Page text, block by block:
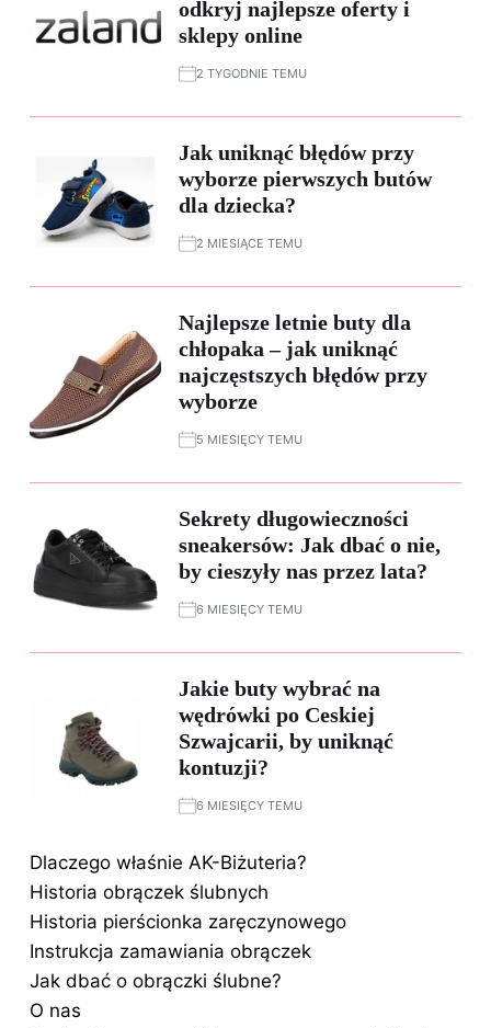
odkryj najlepsze oferty i
sklepy online
2 TYGODNIE TEMU
Jak uniknąć błędów przy
wyborze pierwszych butów
dla dziecka?
2 MIESIĄCE TEMU
Najlepsze letnie buty dla
chłopaka – jak uniknąć
najczęstszych błędów przy
wyborze
5 MIESIĘCY TEMU
Sekrety długowieczności
sneakersów: Jak dbać o nie,
by cieszyły nas przez lata?
6 MIESIĘCY TEMU
Jakie buty wybrać na
wędrówki po Ceskiej
Szwajcarii, by uniknąć
kontuzji?
6 MIESIĘCY TEMU
Dlaczego właśnie AK-Biżuteria?
Historia obrączek ślubnych
Historia pierścionka zaręczynowego
Instrukcja zamawiania obrączek
Jak dbać o obrączki ślubne?
O nas